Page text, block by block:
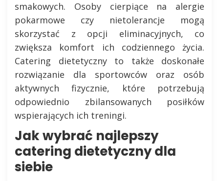
smakowych. Osoby cierpiące na alergie
pokarmowe czy nietolerancje mogą
skorzystać z opcji eliminacyjnych, co
zwiększa komfort ich codziennego życia.
Catering dietetyczny to także doskonałe
rozwiązanie dla sportowców oraz osób
aktywnych fizycznie, które potrzebują
odpowiednio zbilansowanych posiłków
wspierających ich treningi.
Jak wybrać najlepszy
catering dietetyczny dla
siebie